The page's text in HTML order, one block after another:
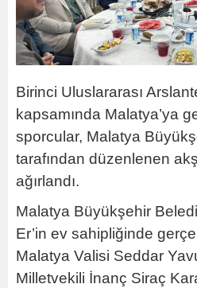
Birinci Uluslararası
kapsamında Malatya’ya
sporcular, Malatya
tarafından düzenlenen
ağırlandı.
Malatya Büyükşehir
Er’in ev sahipliğinde
Malatya Valisi Seddar
Milletvekili İnanç Siraç